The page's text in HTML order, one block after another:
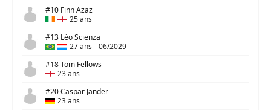
#10 Finn Azaz
25 ans
#13 Léo Scienza
27 ans -06/2029
#18 Tom Fellows
23 ans
#20 Caspar Jander
23 ans